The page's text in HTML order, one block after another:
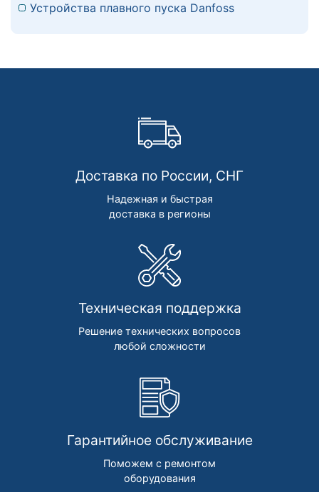
Устройства плавного пуска Danfoss
Доставка по России, СНГ
Надежная и быстрая
доставка в регионы
Техническая поддержка
Решение технических вопросов
любой сложности
Гарантийное обслуживание
Поможем с ремонтом
оборудования